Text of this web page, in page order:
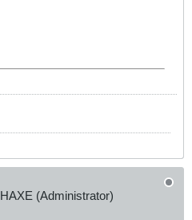
(Administrator)